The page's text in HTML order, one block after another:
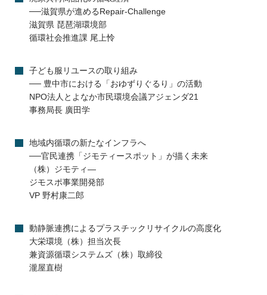
──滋賀県が進めるRepair-Challenge
滋賀県 琵琶湖環境部
循環社会推進課 尾上怜
子ども服リユースの取り組み
── 豊中市における「おゆずりぐるり」の活動
NPO法人とよなか市民環境会議アジェンダ21
事務局長 廣田学
地域内循環の新たなインフラへ
──官民連携「ジモティースポット」が描く未来
（株）ジモティ―
ジモスポ事業開発部
VP 野村康二郎
動静脈連携によるプラスチックリサイクルの高度化
大栄環境（株）担当次長
兼資源循環システムズ（株）取締役
瀧屋直樹